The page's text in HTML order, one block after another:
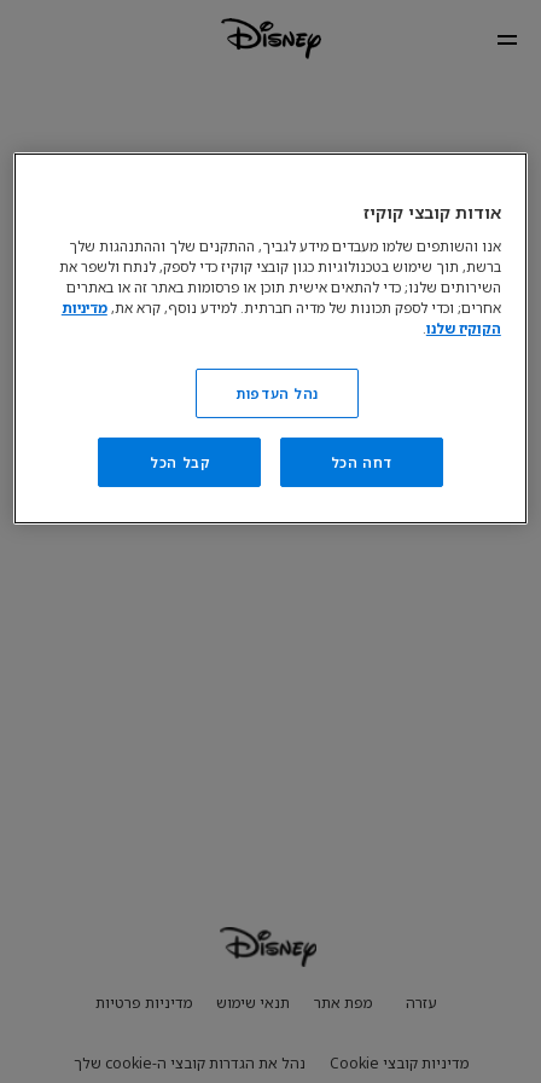
עזרה מפת אתר תנאי שימוש מדיניות פרטיות
מדיניות קובצי Cookie נהל את הגדרות קובצי ה-cookie שלך
אודות קובצי קוקיז
אנו והשותפים שלמו מעבדים מידע לגביך, ההתקנים שלך וההתנהגות שלך
ברשת, תוך שימוש בטכנולוגיות כגון קובצי קוקיז כדי לספק, לנתח ולשפר את
השירותים שלנו; כדי להתאים אישית תוכן או פרסומות באתר זה או באתרים
אחרים; וכדי לספק תכונות של מדיה חברתית. למידע נוסף, קרא את,מדיניות
הקוקיז שלנו
נהל העדפות
דחה הכל קבל הכל